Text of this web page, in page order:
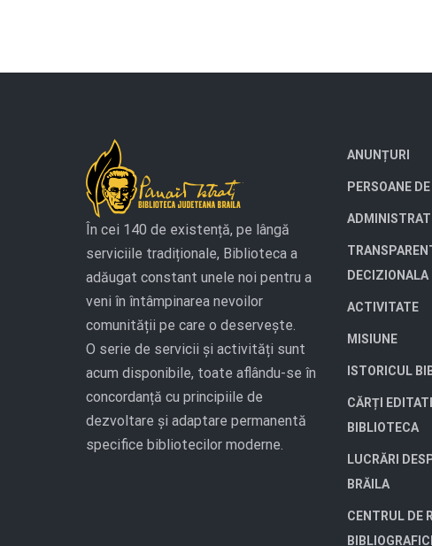
În cei 140 de existență, pe lângă
serviciile tradiționale, Biblioteca a
adăugat constant unele noi pentru a
veni în întâmpinarea nevoilor
comunității pe care o deservește.
O serie de servicii și activități sunt
acum disponibile, toate aflându-se în
concordanță cu principiile de
dezvoltare și adaptare permanentă
specifice bibliotecilor moderne.
ANUNȚURI
PERSOANE
DECIZIONALA
ACTIVITATE
MISIUNE
ISTORICUL
CĂRȚI
BIBLIOTECA
LUCRĂRI
BRĂILA
CENTRUL DE